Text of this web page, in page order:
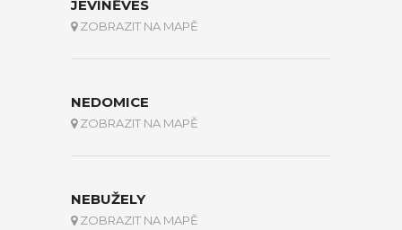
JEVINĚVES
ZOBRAZIT NA MAPĚ
NEDOMICE
ZOBRAZIT NA MAPĚ
NEBUŽELY
ZOBRAZIT NA MAPĚ